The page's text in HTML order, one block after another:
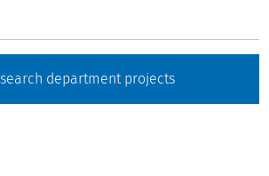
department projects